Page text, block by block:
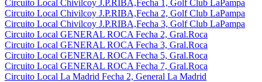
Circuito Local Chivilcoy J.P.RIBA,Fecha 1, Golf Club LaPampa
Circuito Local Chivilcoy J.P.RIBA,Fecha 2, Golf Club LaPampa
Circuito Local Chivilcoy J.P.RIBA,Fecha 3, Golf Club LaPampa
Circuito Local GENERAL ROCA Fecha 2, Gral.Roca
Circuito Local GENERAL ROCA Fecha 3, Gral.Roca
Circuito Local GENERAL ROCA Fecha 5, Gral.Roca
Circuito Local GENERAL ROCA Fecha 7, Gral.Roca
Circuito Local La Madrid Fecha 2, General La Madrid